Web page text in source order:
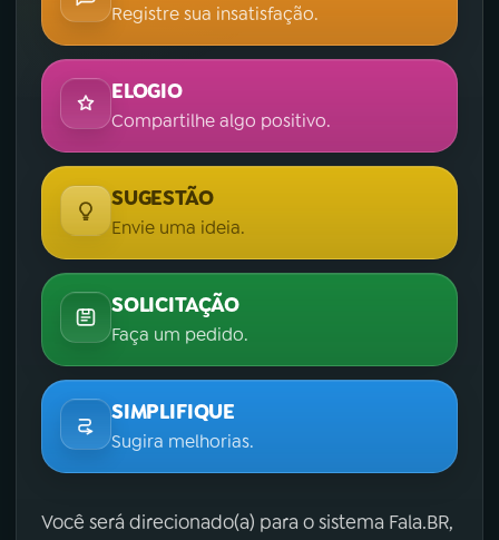
Registre sua insatisfação.
ELOGIO
Compartilhe algo positivo.
SUGESTÃO
Envie uma ideia.
SOLICITAÇÃO
Faça um pedido.
SIMPLIFIQUE
Sugira melhorias.
Você será direcionado(a) para o sistema Fala.BR,